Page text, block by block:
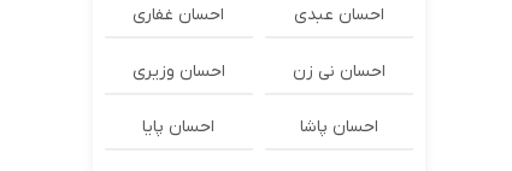
احسان عبدی احسان غفاری
احسان نی زن احسان وزیری
احسان پاشا احسان پایا